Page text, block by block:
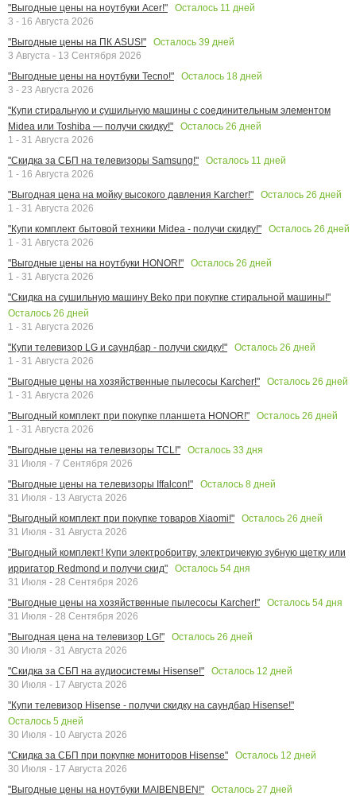
"Выгодные цены на ноутбуки Acer!"
Осталось 11 дней
3 - 16 Августа 2026
"Выгодные цены на ПК ASUS!"
Осталось 39 дней
3 Августа - 13 Сентября 2026
"Выгодные цены на ноутбуки Tecno!"
Осталось 18 дней
3 - 23 Августа 2026
"Купи стиральную и сушильную машины с соединительным элементом
Midea или Toshiba — получи скидку!"
Осталось 26 дней
1 - 31 Августа 2026
"Скидка за СБП на телевизоры Samsung!"
Осталось 11 дней
1 - 16 Августа 2026
"Выгодная цена на мойку высокого давления Karcher!"
Осталось 26 дней
1 - 31 Августа 2026
"Купи комплект бытовой техники Midea - получи скидку!"
Осталось 26 дней
1 - 31 Августа 2026
"Выгодные цены на ноутбуки HONOR!"
Осталось 26 дней
1 - 31 Августа 2026
"Скидка на сушильную машину Beko при покупке стиральной машины!"
Осталось 26 дней
1 - 31 Августа 2026
"Купи телевизор LG и саундбар - получи скидку!"
Осталось 26 дней
1 - 31 Августа 2026
"Выгодные цены на хозяйственные пылесосы Karcher!"
Осталось 26 дней
1 - 31 Августа 2026
"Выгодный комплект при покупке планшета HONOR!"
Осталось 26 дней
1 - 31 Августа 2026
"Выгодные цены на телевизоры TCL!"
Осталось 33 дня
31 Июля - 7 Сентября 2026
"Выгодные цены на телевизоры Iffalcon!"
Осталось 8 дней
31 Июля - 13 Августа 2026
"Выгодный комплект при покупке товаров Xiaomi!"
Осталось 26 дней
31 Июля - 31 Августа 2026
"Выгодный комплект! Купи электробритву, электричекую зубную щетку или
ирригатор Redmond и получи скид"
Осталось 54 дня
31 Июля - 28 Сентября 2026
"Выгодные цены на хозяйственные пылесосы Karcher!"
Осталось 54 дня
31 Июля - 28 Сентября 2026
"Выгодная цена на телевизор LG!"
Осталось 26 дней
30 Июля - 31 Августа 2026
"Скидка за СБП на аудиосистемы Hisense!"
Осталось 12 дней
30 Июля - 17 Августа 2026
"Купи телевизор Hisense - получи скидку на саундбар Hisense!"
Осталось 5 дней
30 Июля - 10 Августа 2026
"Скидка за СБП при покупке мониторов Hisense"
Осталось 12 дней
30 Июля - 17 Августа 2026
"Выгодные цены на ноутбуки MAIBENBEN!"
Осталось 27 дней